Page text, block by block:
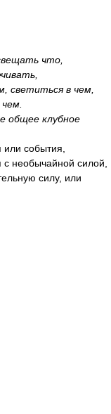
что
, светитьсяв чем,
чем
общее клубное
события,
с необычайной силой,
силу, или